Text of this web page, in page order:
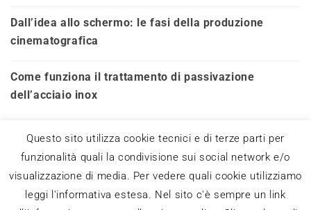
Dall’idea allo schermo: le fasi della produzione
cinematografica
Come funziona il trattamento di passivazione
dell’acciaio inox
Questo blog non rappresenta una testata
Questo sito utilizza cookie tecnici e di terze parti per
funzionalità quali la condivisione sui social network e/o
visualizzazione di media. Per vedere quali cookie utilizziamo
leggi l'informativa estesa. Nel sito c'è sempre un link